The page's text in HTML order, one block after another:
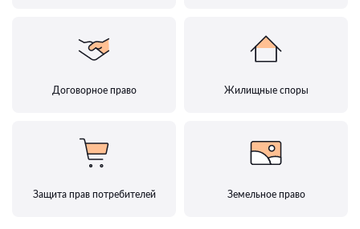
Договорное право Жилищные споры
Защита прав потребителей Земельное право